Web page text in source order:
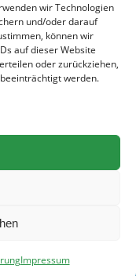
wir Technologien
und/oder darauf
können wir
auf dieser Website
oder zurückziehen,
werden.
Impressum
See